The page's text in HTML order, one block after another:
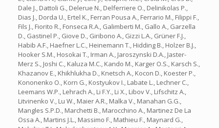
Dale J., Dattoli G., Delerue N., Delferriere O., Delinikolas P.,
Dias J., Dorda U., Ertel K., Ferran Pousa A., Ferrario M., Filippi F.,
Fils J., Fiorito R., Fonseca R.A., Galimberti M., Gallo A., Garzella
D., Gastinel P., Giove D., Giribono A., Gizzi L.A., Grüner F.J.,
Habib A.F., Haefner L.C., Heinemann T., Hidding B., Holzer B.J.,
Hooker S.M., Hosokai T., Irman A., Jaroszynski D.A., Jaster-
Merz S., Joshi C., Kaluza M.C., Kando M., Karger O.S., Karsch S.,
Khazanov E., Khikhlukha D., Knetsch A., Kocon D., Koester P.,
Kononenko O., Korn G., Kostyukov I., Labate L., Lechner C.,
Leemans W.P., Lehrach A., Li F.Y., Li X., Libov V., Lifschitz A.,
Litvinenko V., Lu W., Maier A.R., Malka V., Manahan G.G.,
Mangles S.P.D., Marchetti B., Marocchino A., Martinez De La
Ossa A., Martins J.L., Massimo F., Mathieu F., Maynard G.,